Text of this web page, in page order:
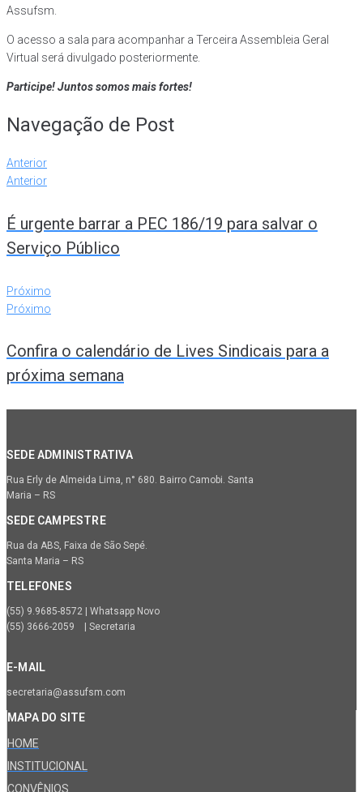
Assufsm.
O acesso a sala para acompanhar a Terceira Assembleia Geral
Virtual será divulgado posteriormente.
Participe! Juntos somos mais fortes!
Navegação de Post
Anterior
Anterior
É urgente barrar a PEC 186/19 para salvar o
Serviço Público
Próximo
Próximo
Confira o calendário de Lives Sindicais para a
próxima semana
SEDE ADMINISTRATIVA
Rua Erly de Almeida Lima, n° 680. Bairro Camobi. Santa
Maria – RS
SEDE CAMPESTRE
Rua da ABS, Faixa de São Sepé.
Santa Maria – RS
TELEFONES
(55) 9.9685-8572 | Whatsapp Novo
(55) 3666-2059 | Secretaria
E-MAIL
secretaria@assufsm.com
MAPA DO SITE
HOME
INSTITUCIONAL
CONVÊNIOS